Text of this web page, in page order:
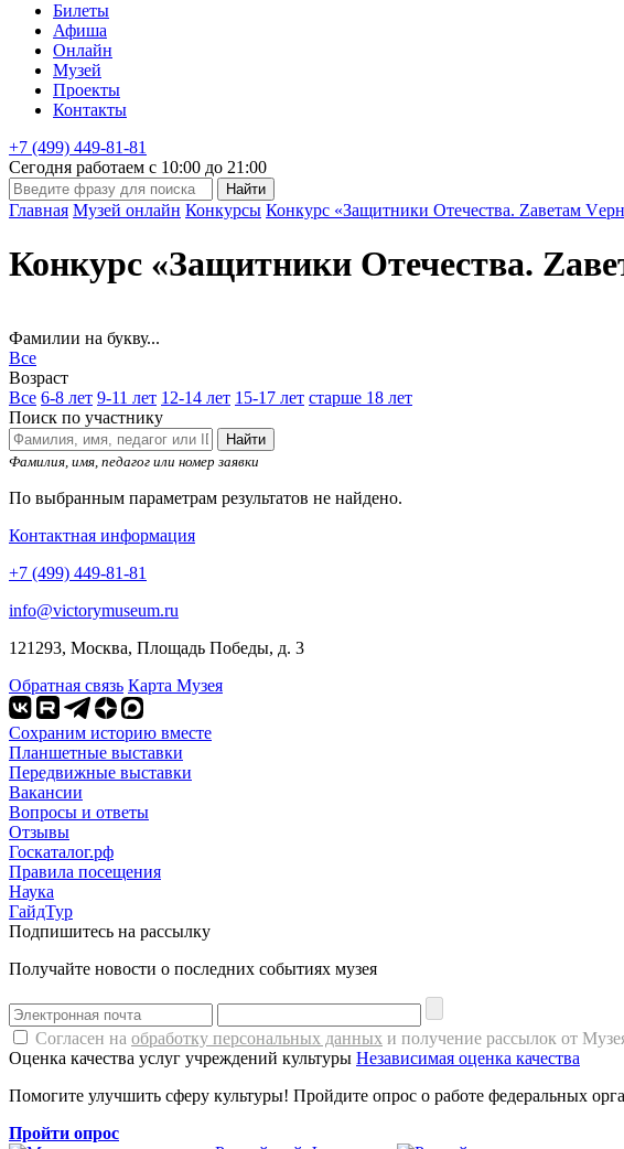
Билеты
Афиша
Онлайн
Музей
Проекты
Контакты
+7 (499) 449-81-81
Сегодня работаем с 10:00 до 21:00
Главная Музей онлайн Конкурсы Конкурс «Защитники Отечества. Zаветам
Конкурс «Защитники Отечества.
Фамилии на букву...
Все
Возраст
Все 6-8 лет 9-11 лет 12-14 лет 15-17 лет старше 18 лет
Поиск по участнику
Найти
Фамилия, имя, педагог или номер заявки
По выбранным параметрам результатов не найдено.
Контактная информация
+7 (499) 449-81-81
info@victorymuseum.ru
121293, Москва, Площадь Победы, д. 3
Обратная связь Карта Музея
Сохраним историю вместе
Планшетные выставки
Передвижные выставки
Вакансии
Вопросы и ответы
Отзывы
Госкаталог.рф
Правила посещения
Наука
ГайдТур
Подпишитесь на рассылку
Получайте новости о последних событиях музея
Согласен на обработку персональных данных и получение рассылок от
Оценка качества услуг учреждений культуры Независимая оценка качества
Помогите улучшить сферу культуры! Пройдите опрос о работе федеральных
Пройти опрос